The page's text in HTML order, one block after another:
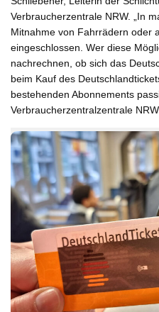
Verbraucherzentrale NRW. „In
Mitnahme von Fahrrädern oder
eingeschlossen. Wer diese
nachrechnen, ob sich das
beim Kauf des
bestehenden Abonnements
Verbraucherzentralzentrale